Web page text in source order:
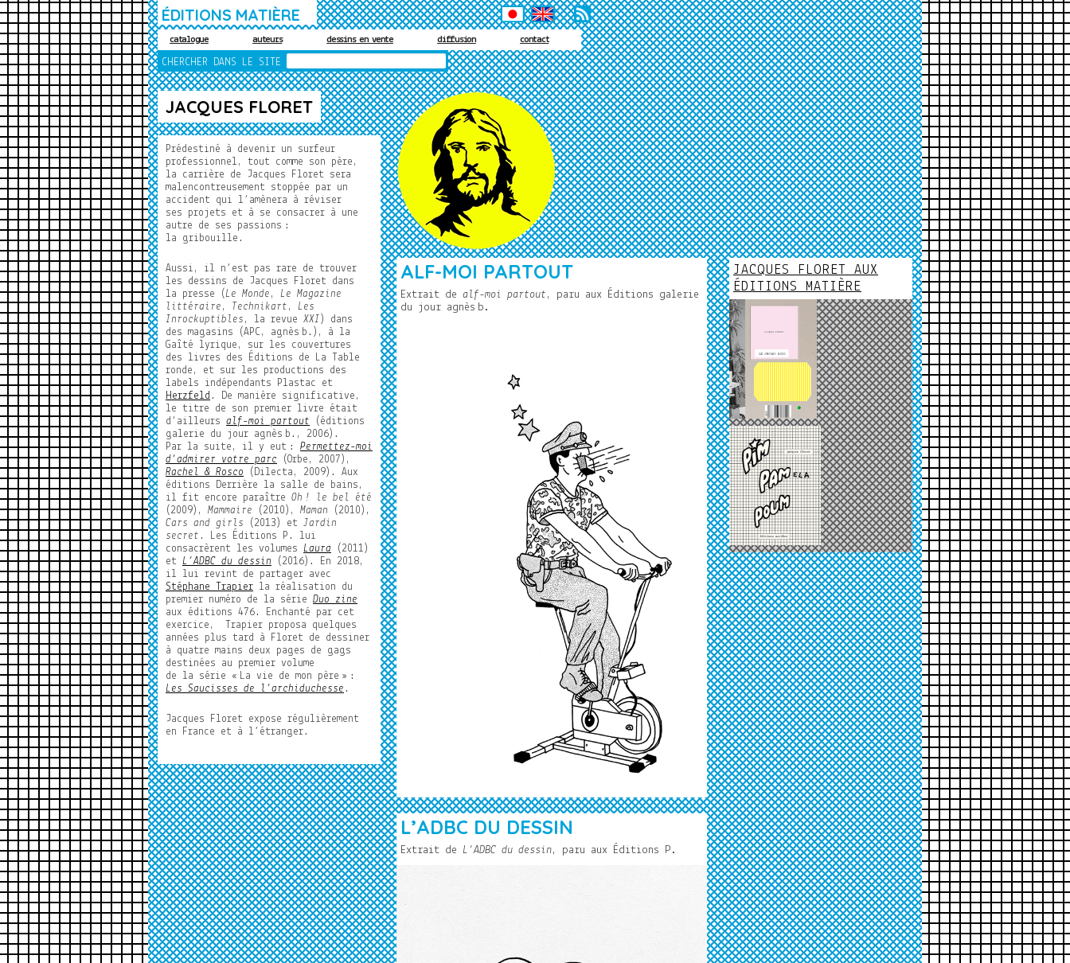
ÉDITIONS MATIÈRE
catalogue auteurs dessins en vente diffusion contact
CHERCHER DANS LE SITE
JACQUES FLORET
Prédestiné à devenir un surfeur
professionnel, tout comme son père,
la carrière de Jacques Floret sera
malencontreusement stoppée par un
accident qui l’amènera à réviser
ses projets et à se consacrer à une
autre de ses passions :
la gribouille.
Aussi, il n’est pas rare de trouver
les dessins de Jacques Floret dans
la presse (Le Monde , Le Magazine
littéraire , Technikart , Les
Inrockuptibles , la revue XXI ) dans
des magasins (APC, agnès b.), à la
Gaîté lyrique, sur les couvertures
des livres des Éditions de La Table
ronde, et sur les productions des
labels indépendants Plastac et
Herzfeld . De manière significative,
le titre de son premier livre était
d’ailleurs alf-moi partout (éditions
galerie du jour agnès b., 2006).
Par la suite, il y eut : Permettez-moi
d’admirer votre parc (Orbe, 2007),
Rachel & Rosco (Dilecta, 2009). Aux
éditions Derrière la salle de bains,
il fit encore paraître Oh ! le bel été
(2009), Mammaire (2010), Maman (2010),
Cars and girls (2013) et Jardin
secret . Les Éditions P. lui
consacrèrent les volumes Laura (2011)
et L’ADBC du dessin (2016). En 2018,
il lui revint de partager avec
Stéphane Trapier la réalisation du
premier numéro de la série Duo zine
aux éditions 476. Enchanté par cet
exercice, Trapier proposa quelques
années plus tard à Floret de dessiner
à quatre mains deux pages de gags
destinées au premier volume
de la série « La vie de mon père » :
Les Saucisses de l’archiduchesse .
Jacques Floret expose régulièrement
en France et à l’étranger.
ALF-MOI PARTOUT
Extrait de alf-moi partout , paru aux Éditions galerie
du jour agnès b.
L’ADBC DU DESSIN
Extrait de L’ADBC du dessin, paru aux Éditions P.
JACQUES FLORET AUX
ÉDITIONS MATIÈRE